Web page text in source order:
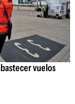
vuelos